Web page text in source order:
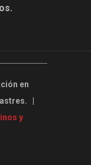
en
|
y